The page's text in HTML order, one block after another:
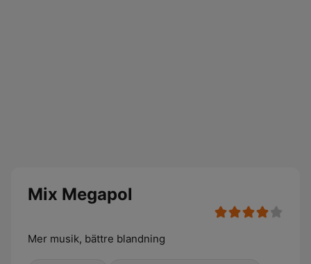
Mix Megapol
Mer musik, bättre blandning